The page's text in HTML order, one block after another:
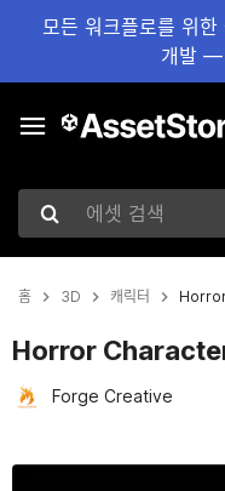
모든 워크플로를 위한
개발 —
에셋 검색
홈 3D 캐릭터
Horror
Forge Creative